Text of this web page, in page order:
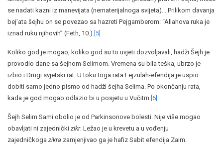
se nadati kazni iz manevijata (nematerijalnoga svijeta)... Prilikom davanja
bej’ata šejhu on se povezao sa hazreti Pejgamberom: “Allahova ruka je
iznad ruku njihovih” (Feth, 10.). [5]
Koliko god je mogao, koliko god su to uvjeti dozvoljavali, hadži Šejh je
provodio dane sa šejhom Selimom. Vremena su bila teška, ubrzo je
izbio i Drugi svjetski rat. U toku toga rata Fejzulah-efendija je uspio
dobiti samo jedno pismo od hadži šejha Selima. Po okončanju rata,
kada je god mogao odlazio bi u posjetu u Vučitrn. [6]
Šejh Selim Sami obolio je od Parkinsonove bolesti. Nije više mogao
obavljati ni zajednički zikr. Ležao je u krevetu a u vođenju
zajedničkoga zikra zamjenjivao ga je hafiz Sabit efendija Zaim.